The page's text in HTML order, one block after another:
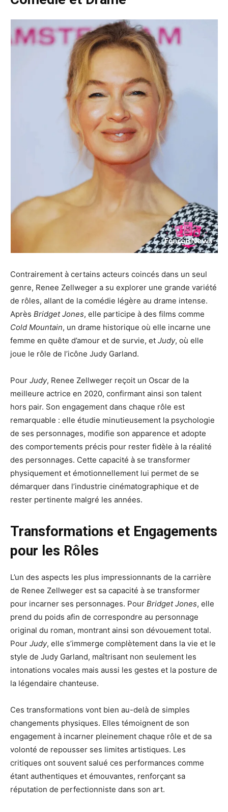
Contrairement à certains acteurs coincés dans un seul
genre, Renee Zellweger a su explorer une grande variété
de rôles, allant de la comédie légère au drame intense.
Après Bridget Jones, elle participe à des films comme
Cold Mountain, un drame historique où elle incarne une
femme en quête d’amour et de survie, et Judy, où elle
joue le rôle de l’icône Judy Garland.
Pour Judy, Renee Zellweger reçoit un Oscar de la
meilleure actrice en 2020, confirmant ainsi son talent
hors pair. Son engagement dans chaque rôle est
remarquable : elle étudie minutieusement la psychologie
de ses personnages, modifie son apparence et adopte
des comportements précis pour rester fidèle à la réalité
des personnages. Cette capacité à se transformer
physiquement et émotionnellement lui permet de se
démarquer dans l’industrie cinématographique et de
rester pertinente malgré les années.
Transformations et Engagements
pour les Rôles
L’un des aspects les plus impressionnants de la carrière
de Renee Zellweger est sa capacité à se transformer
pour incarner ses personnages. Pour Bridget Jones, elle
prend du poids afin de correspondre au personnage
original du roman, montrant ainsi son dévouement total.
Pour Judy, elle s’immerge complètement dans la vie et le
style de Judy Garland, maîtrisant non seulement les
intonations vocales mais aussi les gestes et la posture de
la légendaire chanteuse.
Ces transformations vont bien au-delà de simples
changements physiques. Elles témoignent de son
engagement à incarner pleinement chaque rôle et de sa
volonté de repousser ses limites artistiques. Les
critiques ont souvent salué ces performances comme
étant authentiques et émouvantes, renforçant sa
réputation de perfectionniste dans son art.